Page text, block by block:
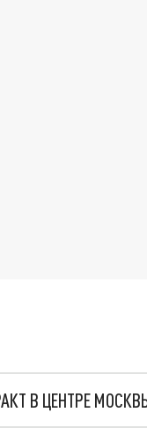
В ЦЕНТРЕ